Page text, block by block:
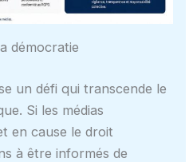
démocratie
un défi qui transcende le
Si les médias
en cause le droit
à être informés de